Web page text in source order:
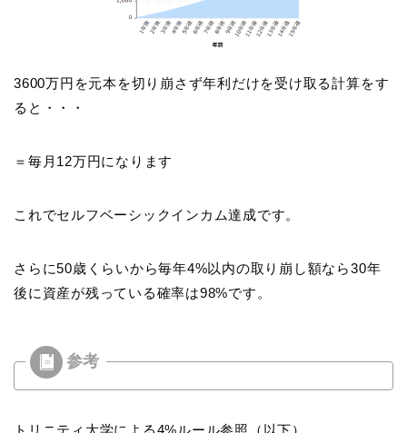
3600万円を元本を切り崩さず年利だけを受け取る計算をす
ると・・・
＝毎月12万円になります
これでセルフベーシックインカム達成です。
さらに50歳くらいから毎年4%以内の取り崩し額なら30年
後に資産が残っている確率は98%です。